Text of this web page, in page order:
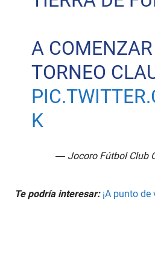
A
TORNEO
K
— Jocoro Fútbol Club
Te podría interesar: ¡A punto de